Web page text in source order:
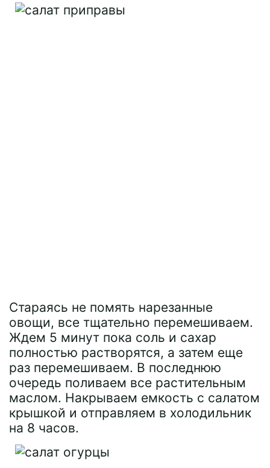
Стараясь не помять нарезанные
овощи, все тщательно перемешиваем.
Ждем 5 минут пока соль и сахар
полностью растворятся, а затем еще
раз перемешиваем. В последнюю
очередь поливаем все растительным
маслом. Накрываем емкость с салатом
крышкой и отправляем в холодильник
на 8 часов.